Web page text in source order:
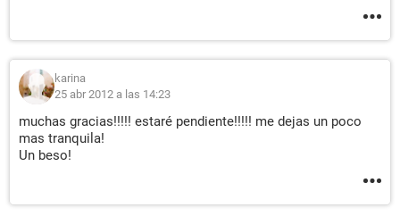
karina
25 abr 2012 a las 14:23
muchas gracias!!!!! estaré pendiente!!!!! me dejas un poco
mas tranquila!
Un beso!